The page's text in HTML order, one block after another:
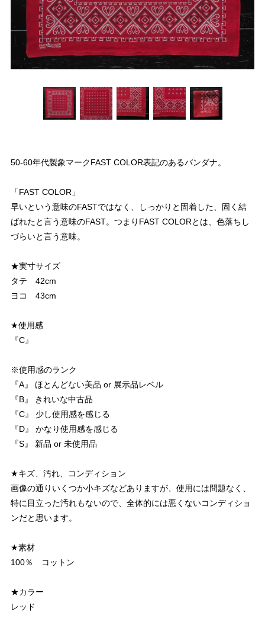
50-60年代製象マークFAST COLOR表記のあるバンダナ。
「FAST COLOR」
早いという意味のFASTではなく、しっかりと固着した、固く結
ばれたと言う意味のFAST。つまりFAST COLORとは、色落ちし
づらいと言う意味。
★実寸サイズ
タテ 42cm
ヨコ 43cm
★使用感
『C』
※使用感のランク
『A』 ほとんどない美品 or 展示品レベル
『B』 きれいな中古品
『C』 少し使用感を感じる
『D』 かなり使用感を感じる
『S』 新品 or 未使用品
★キズ、汚れ、コンディション
画像の通りいくつか小キズなどありますが、使用には問題なく、
特に目立った汚れもないので、全体的には悪くないコンディショ
ンだと思います。
★素材
100％ コットン
★カラー
レッド